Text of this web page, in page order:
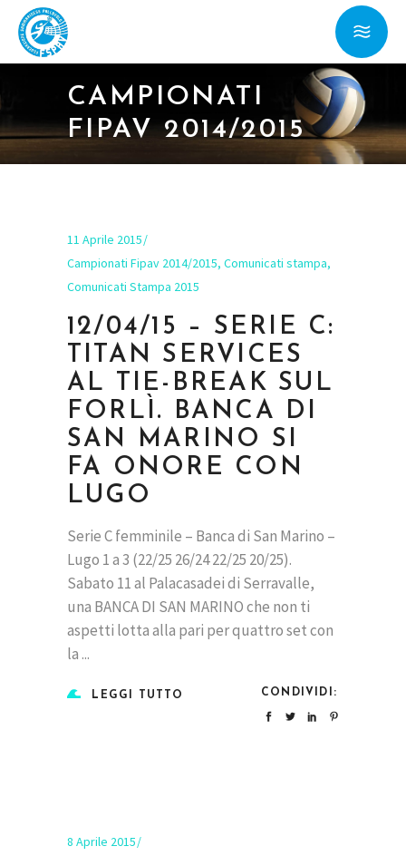
CAMPIONATI
FIPAV 2014/2015
11 Aprile 2015
Campionati Fipav 2014/2015, Comunicati stampa,
Comunicati Stampa 2015
12/04/15 – SERIE C:
TITAN SERVICES
AL TIE-BREAK SUL
FORLÌ. BANCA DI
SAN MARINO SI
FA ONORE CON
LUGO
Serie C femminile – Banca di San Marino –
Lugo 1 a 3 (22/25 26/24 22/25 20/25).
Sabato 11 al Palacasadei di Serravalle,
una BANCA DI SAN MARINO che non ti
aspetti lotta alla pari per quattro set con
la
LEGGI TUTTO CONDIVIDI:
8 Aprile 2015